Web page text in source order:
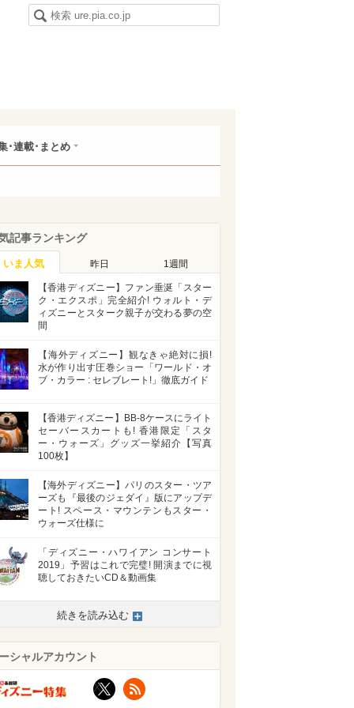
･連載･まとめ
記事ランキング
いま人気 昨日 1週間
【香港ディズニー】ファン垂涎「スター
ク・エクスポ」完全紹介! ウォルト・デ
ィズニーとスターク親子が交わる夢の空
間
【海外ディズニー】観なきゃ絶対に損!
水が作り出す圧巻ショー「ワールド・オ
ブ・カラー : セレブレート!」徹底ガイド
【香港ディズニー】BB-8ケースにライト
セーバースカートも! 香港限定「スタ
ー・ウォーズ」グッズ一挙紹介【写真
100枚】
【海外ディズニー】パリのスター・ツア
ーズも『最後のジェダイ』版にアップデ
ート! スペース・マウンテンもスター・
ウォーズ仕様に
「ディズニー・ハワイアン コンサート
2019」予習はこれで完璧! 開演までに視
聴しておきたいCD＆動画集
続きを読み込む
シャルアカウント
X